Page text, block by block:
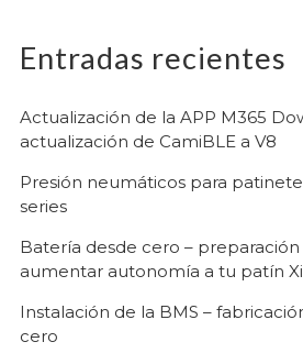
Entradas recientes
Actualización de la APP M365
actualización de CamiBLE a V8
Presión neumáticos para
series
Batería desde cero –
aumentar autonomía a tu patín
Instalación de la BMS –
cero